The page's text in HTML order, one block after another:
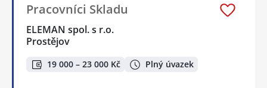
Pracovníci Skladu
ELEMAN spol. s r.o.
Prostějov
19 000 – 23 000 Kč Plný úvazek